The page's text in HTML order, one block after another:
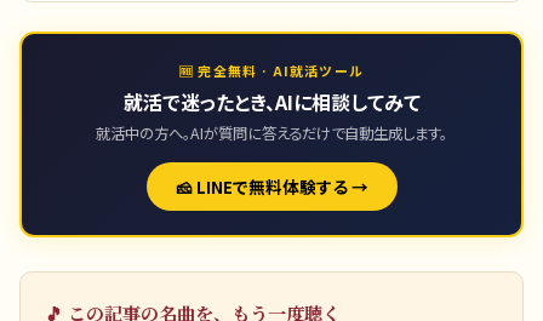
🆓 完全無料 · AI就活ツール
就活で迷ったとき、AIに相談してみて
就活中の方へ。AIが質問に答えるだけで自動生成します。
🧀 LINEで無料体験する →
🎵 この記事の名曲を、もう一度聴く